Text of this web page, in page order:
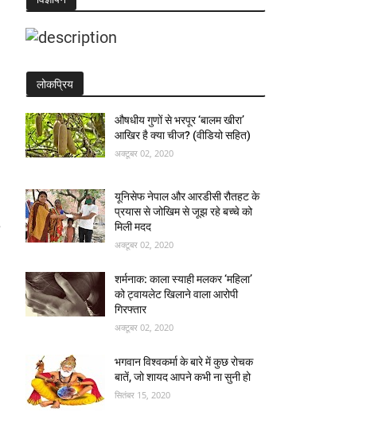
लोकप्रिय
औषधीय गुणों से भरपूर ‘बालम खीरा’
आखिर है क्या चीज? (वीडियो सहित)
अक्टूबर 02, 2020
यूनिसेफ नेपाल और आरडीसी रौतहट के
प्रयास से जोखिम से जूझ रहे बच्चे को
मिली मदद
अक्टूबर 02, 2020
शर्मनाक: काला स्याही मलकर ‘महिला’
को ट्वायलेट खिलाने वाला आरोपी
गिरफ्तार
अक्टूबर 02, 2020
भगवान विश्वकर्मा के बारे में कुछ रोचक
बातें, जो शायद आपने कभी ना सुनी हो
सितंबर 15, 2020